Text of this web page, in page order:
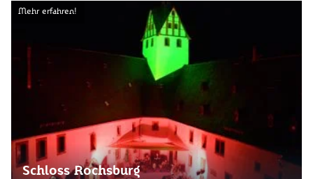
Mehr erfahren!
Schloss Rochsburg